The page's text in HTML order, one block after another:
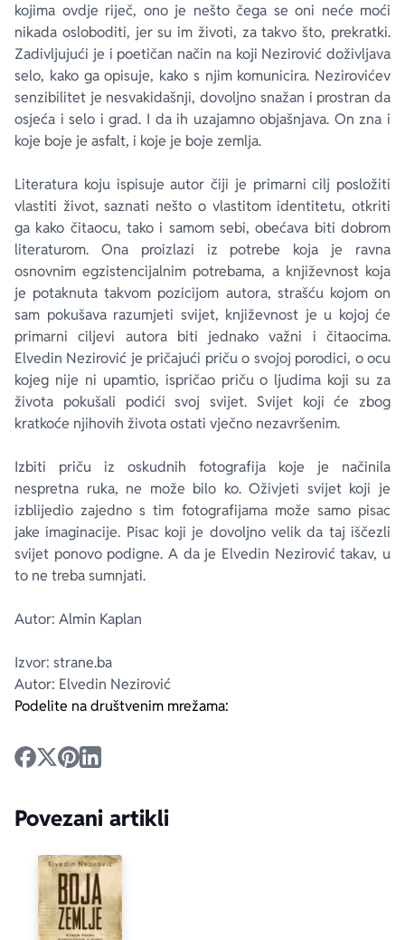
kojima ovdje riječ, ono je nešto čega se oni neće moći
nikada osloboditi, jer su im životi, za takvo što, prekratki.
Zadivljujući je i poetičan način na koji Nezirović doživljava
selo, kako ga opisuje, kako s njim komunicira. Nezirovićev
senzibilitet je nesvakidašnji, dovoljno snažan i prostran da
osjeća i selo i grad. I da ih uzajamno objašnjava. On zna i
koje boje je asfalt, i koje je boje zemlja.
Literatura koju ispisuje autor čiji je primarni cilj posložiti
vlastiti život, saznati nešto o vlastitom identitetu, otkriti
ga kako čitaocu, tako i samom sebi, obećava biti dobrom
literaturom. Ona proizlazi iz potrebe koja je ravna
osnovnim egzistencijalnim potrebama, a književnost koja
je potaknuta takvom pozicijom autora, strašću kojom on
sam pokušava razumjeti svijet, književnost je u kojoj će
primarni ciljevi autora biti jednako važni i čitaocima.
Elvedin Nezirović je pričajući priču o svojoj porodici, o ocu
kojeg nije ni upamtio, ispričao priču o ljudima koji su za
života pokušali podići svoj svijet. Svijet koji će zbog
kratkoće njihovih života ostati vječno nezavršenim.
Izbiti priču iz oskudnih fotografija koje je načinila
nespretna ruka, ne može bilo ko. Oživjeti svijet koji je
izblijedio zajedno s tim fotografijama može samo pisac
jake imaginacije. Pisac koji je dovoljno velik da taj iščezli
svijet ponovo podigne. A da je Elvedin Nezirović takav, u
to ne treba sumnjati.
Autor: Almin Kaplan
Izvor: strane.ba
Autor: Elvedin Nezirović
Podelite na društvenim mrežama:
Povezani artikli